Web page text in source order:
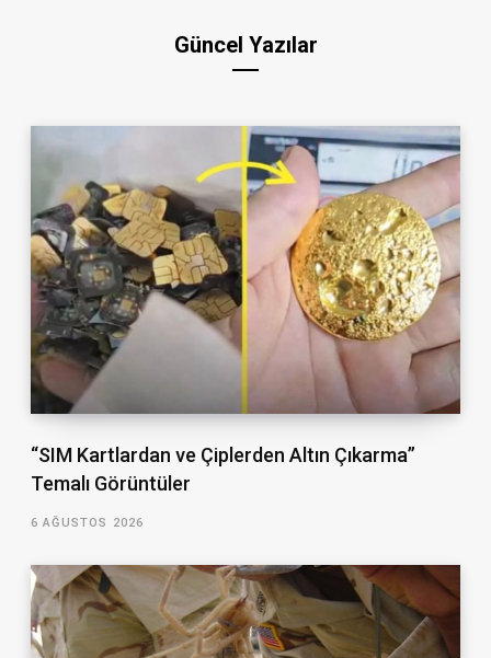
Güncel Yazılar
“SIM Kartlardan ve Çiplerden Altın Çıkarma”
Temalı Görüntüler
6 AĞUSTOS 2026